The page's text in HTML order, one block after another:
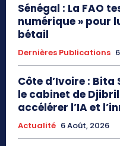
Sénégal : La FAO
numérique » pour
bétail
Dernières Publications
Côte d’Ivoire :
le cabinet de
accélérer l’IA et
Actualité 6 Août, 2026